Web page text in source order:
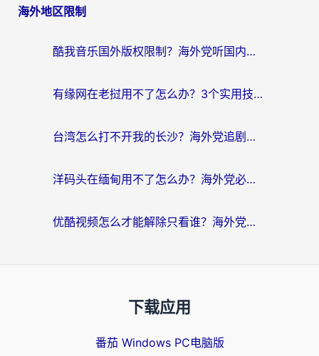
海外地区限制
酷我音乐国外版权限制？海外党听国内歌、玩游戏、看剧的一站式解决方案
有缘网在老挝用不了怎么办？3个实用技巧解决海外访问国内服务难题
台湾怎么打不开我的长沙？海外党追剧看片、用环球时报不卡的实用指南
洋码头在缅甸用不了怎么办？海外党必备回国加速指南，解决追剧购物生活服务难题
优酷视频怎么才能解除只看谁？海外党亲测有效的追剧自由指南
下载应用
番茄 Windows PC电脑版